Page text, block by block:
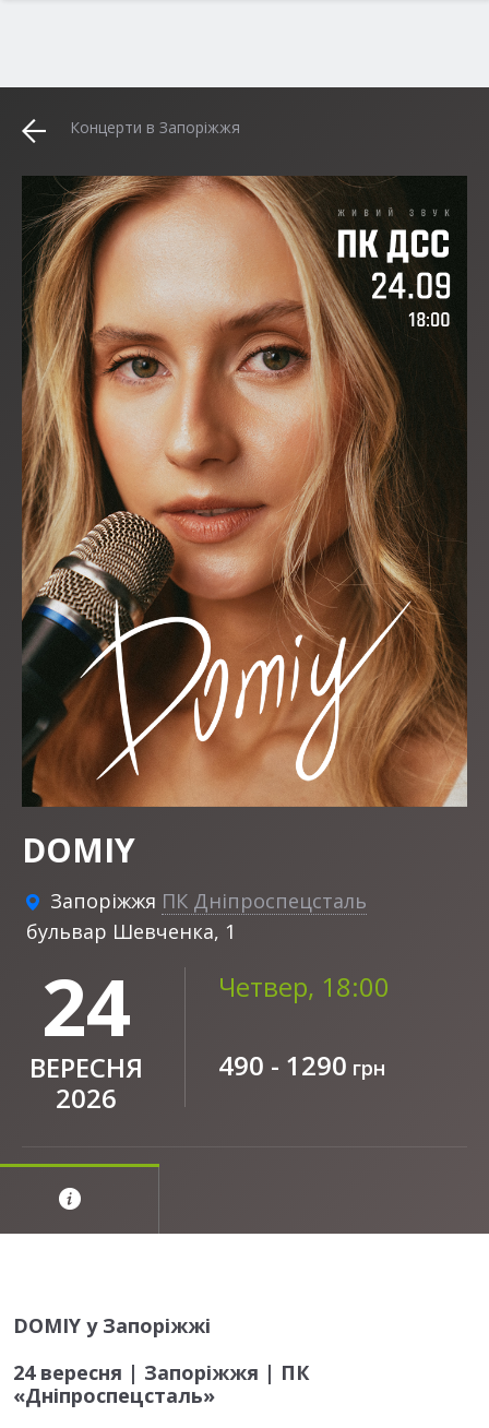
Концерти в Запоріжжя
DOMIY
Запоріжжя ПК Дніпроспецсталь
бульвар Шевченка, 1
24
ВЕРЕСНЯ
2026
Четвер, 18:00
490 - 1290 грн
DOMIY у Запоріжжі
24 вересня | Запоріжжя | ПК
«Дніпроспецсталь»